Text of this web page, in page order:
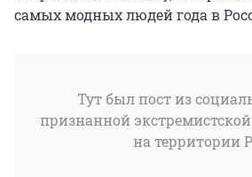
самых модных людей года в
Тут был пост из
признанной
на территории